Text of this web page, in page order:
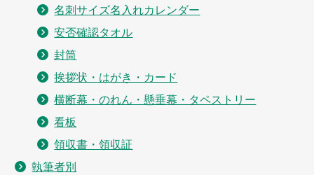
名刺サイズ名入れカレンダー
安否確認タオル
封筒
挨拶状・はがき・カード
横断幕・のれん・懸垂幕・タペストリー
看板
領収書・領収証
執筆者別